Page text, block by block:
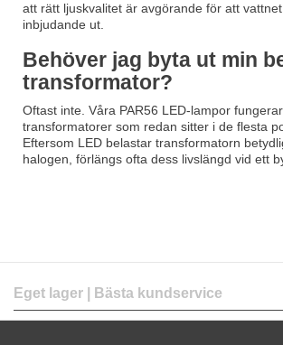
att rätt ljuskvalitet är avgörande för att
inbjudande ut.
Behöver jag byta ut min
transformator?
Oftast inte. Våra PAR56 LED-lampor
transformatorer som redan sitter i de flesta
Eftersom LED belastar transformatorn
halogen, förlängs ofta dess livslängd vid ett
Eget lager | Bästa kundservice